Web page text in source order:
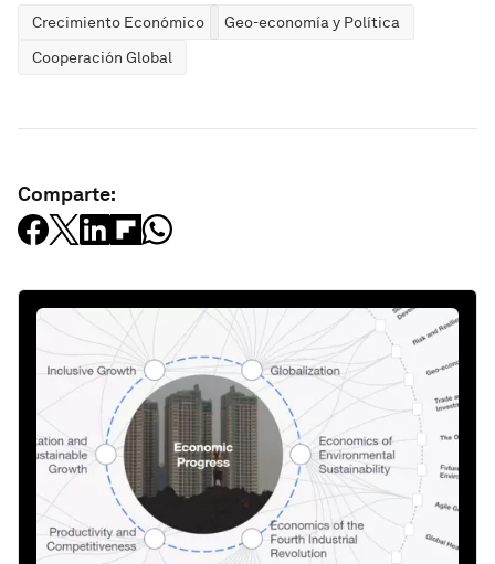
Crecimiento Económico
Geo-economía y Política
Cooperación Global
Comparte: